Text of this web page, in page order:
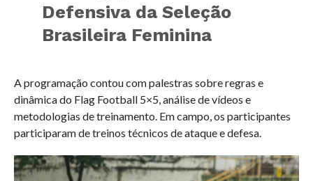
Defensiva da Seleção
Brasileira Feminina
A programação contou com palestras sobre regras e
dinâmica do Flag Football 5×5, análise de vídeos e
metodologias de treinamento. Em campo, os participantes
participaram de treinos técnicos de ataque e defesa.